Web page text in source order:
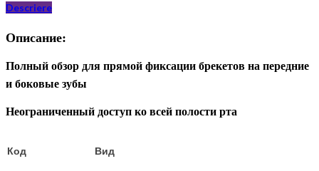
Descriere
Описание:
Полный обзор для прямой фиксации брекетов на передние
и боковые зубы
Неограниченный доступ ко всей полости рта
Код Вид